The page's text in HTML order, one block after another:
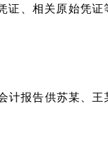
证、相关原始凭证
报告供苏某、王